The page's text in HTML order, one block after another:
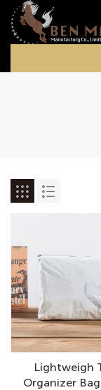
Lightweigh
Organizer